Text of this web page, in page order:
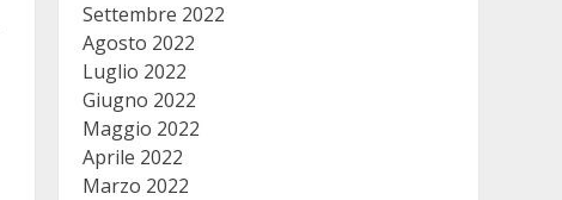
Settembre 2022
Agosto 2022
Luglio 2022
Giugno 2022
Maggio 2022
Aprile 2022
Marzo 2022